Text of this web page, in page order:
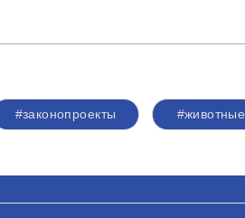
#законопроекты #животные